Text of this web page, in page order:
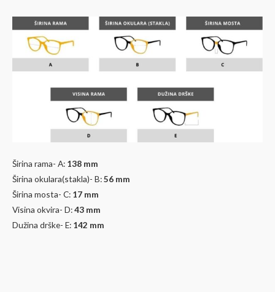
Širina rama- A: 138 mm
Širina okulara(stakla)- B:56 mm
Širina mosta- C: 17 mm
Visina okvira- D:43 mm
Dužina drške- E: 142 mm